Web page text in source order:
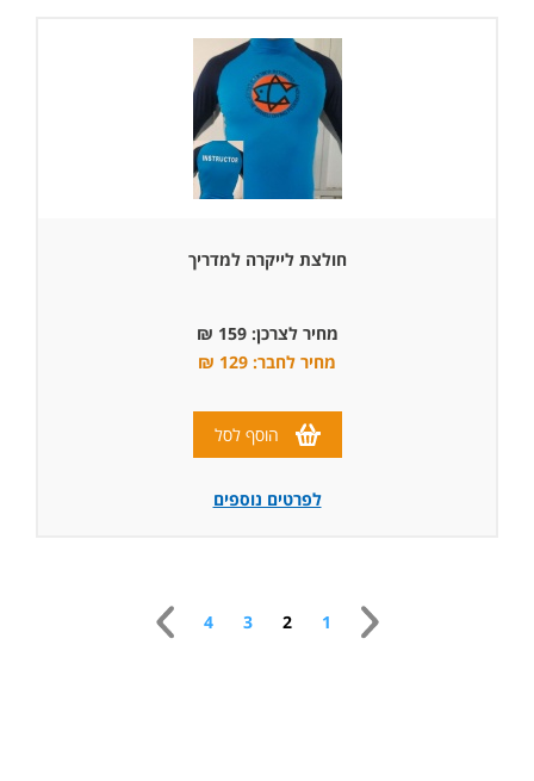
חולצת לייקרה למדריך
מחיר לצרכן: 159 ₪
מחיר לחבר: 129 ₪
הוסף לסל
לפרטים נוספים
1
2
3
4